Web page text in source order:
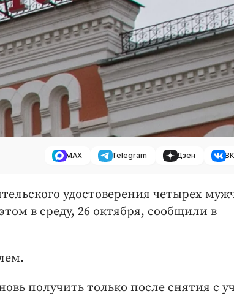
MAX Telegram Дзен ВК
удостоверения четырех
в среду, 26 октября, сообщили в
получить только после снятия с